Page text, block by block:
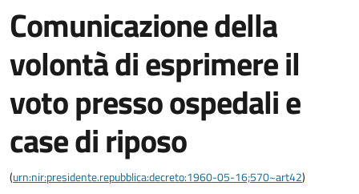
Comunicazione della
volontà di esprimere il
voto presso ospedali e
case di riposo
(urn:nir:presidente.repubblica:decreto:1960-05-16;570~art42)